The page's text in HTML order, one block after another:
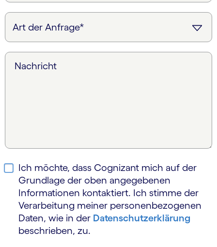
Nachricht
Ich möchte, dass Cognizant mich auf der
Grundlage der oben angegebenen
Informationen kontaktiert. Ich stimme der
Verarbeitung meiner personen­bezogenen
Daten, wie in der Daten­schutz­erklärung
beschrieben, zu.